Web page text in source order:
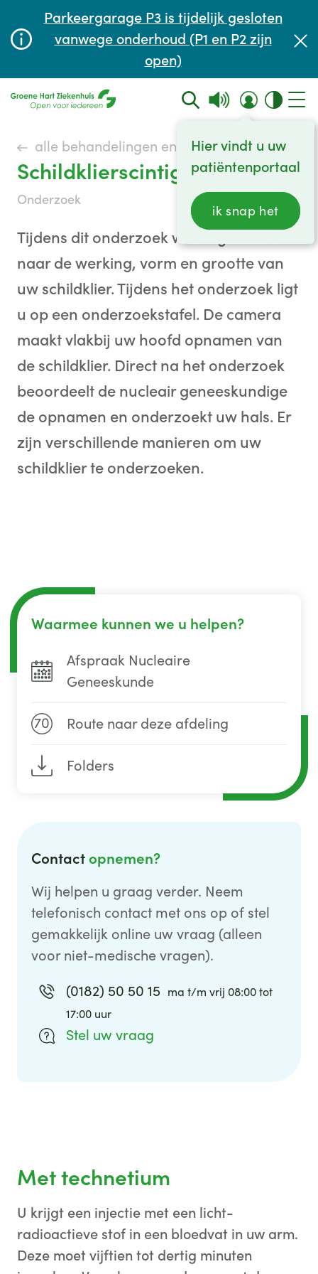
Parkeergarage P3 is tijdelijk gesloten
vanwege onderhoud (P1 en P2 zijn
open)
Hier vindt u uw
patiëntenportaal
ik snap het
Wachttijden
alle behandelingen en onderzoeken
Schildklierscintigrafie
onderzoek
Tijdens dit onderzoek wordt gekeken
naar de werking, vorm en grootte van
uw schildklier. Tijdens het onderzoek ligt
u op een onderzoekstafel. De camera
maakt vlakbij uw hoofd opnamen van
de schildklier. Direct na het onderzoek
beoordeelt de nucleair geneeskundige
de opnamen en onderzoekt uw hals. Er
zijn verschillende manieren om uw
schildklier te onderzoeken.
Waarmee kunnen we u helpen?
Afspraak Nucleaire
Geneeskunde
70 Route naar deze afdeling
Folders
Contact opnemen?
Wij helpen u graag verder. Neem
telefonisch contact met ons op of stel
gemakkelijk online uw vraag (alleen
voor niet-medische vragen).
(0182) 50 50 15 ma t/m vrij 08:00 tot
17:00 uur
Stel uw vraag
Met technetium
U krijgt een injectie met een licht-
radioactieve stof in een bloedvat in uw arm.
Deze moet vijftien tot dertig minuten